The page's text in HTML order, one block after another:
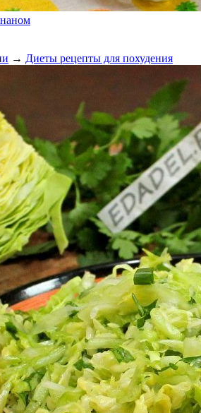
→ Диеты рецепты для похудения